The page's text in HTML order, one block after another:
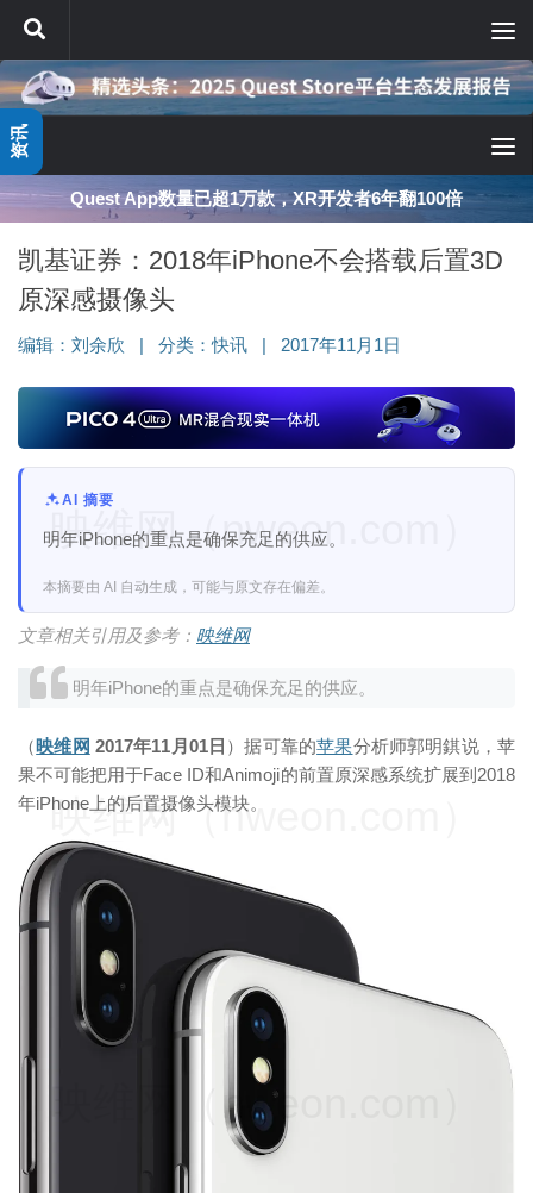
跳至内容
Quest App数量已超1万款，XR开发者6年翻100倍
凯基证券：2018年iPhone不会搭载后置3D
原深感摄像头
编辑： 刘余欣 分类：快讯 2017年11月1日
AI 摘要
明年iPhone的重点是确保充足的供应。
本摘要由 AI 自动生成，可能与原文存在偏差。
文章相关引用及参考： 映维网
明年iPhone的重点是确保充足的供应。
（映维网 2017年11月01日 ）据可靠的苹果分析师郭明錤说，苹
果不可能把用于Face ID和Animoji的前置原深感系统扩展到2018
年iPhone上的后置摄像头模块。
映维网（nweon.com）
映维网（nweon.com）
映维网（nweon.com）
资讯